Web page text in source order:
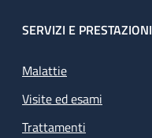
SERVIZI E PRESTAZIONI
Malattie
Visite ed esami
Trattamenti